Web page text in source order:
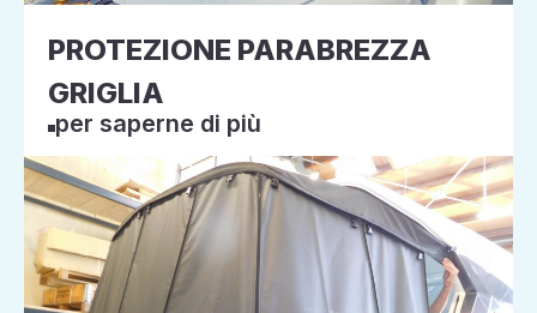
PROTEZIONE PARABREZZA
GRIGLIA
per saperne di più